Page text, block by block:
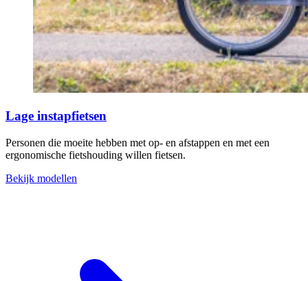
Lage instapfietsen
Personen die moeite hebben met op- en afstappen en met een
ergonomische fietshouding willen fietsen.
Bekijk modellen